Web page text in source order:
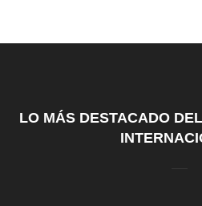
LO MÁS DESTACADO